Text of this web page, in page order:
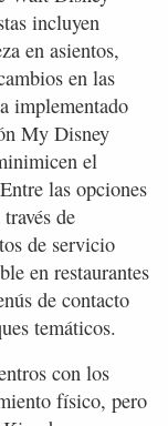
incluyen
en asientos,
en las
implementado
My Disney
el
las opciones
de
de servicio
en restaurantes
de contacto
temáticos.
con los
físico, pero